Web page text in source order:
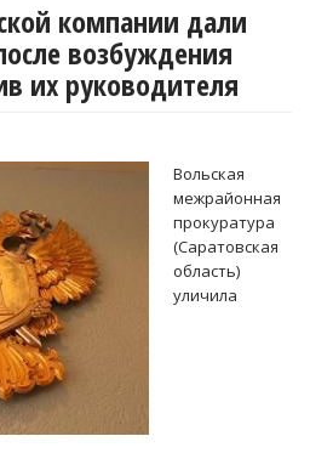
компании дали
возбуждения
их руководителя
Вольская
межрайонная
прокуратура
(Саратовская
область)
уличила